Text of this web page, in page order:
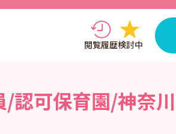
閲覧履歴検討中
認可保育園/神奈